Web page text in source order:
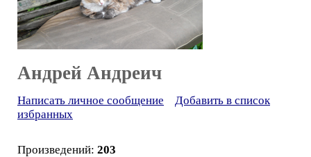
Андрей Андреич
Написать личное сообщение
Добавить в список
избранных
Произведений: 203